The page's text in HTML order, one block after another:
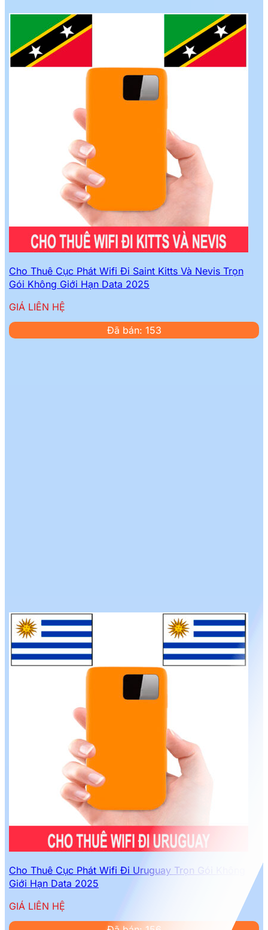
Cho Thuê Cục Phát Wifi Đi Saint Kitts Và Nevis Trọn
Gói Không Giới Hạn Data 2025
GIÁ LIÊN HỆ
Đã bán: 153
Cho Thuê Cục Phát Wifi Đi Uruguay Trọn Gói Không
Giới Hạn Data 2025
GIÁ LIÊN HỆ